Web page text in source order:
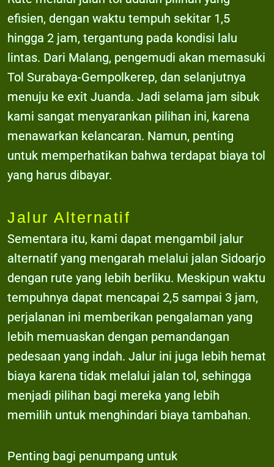
efisien, dengan waktu tempuh sekitar 1,5
hingga 2 jam, tergantung pada kondisi lalu
lintas. Dari Malang, pengemudi akan memasuki
Tol Surabaya-Gempolkerep, dan selanjutnya
menuju ke exit Juanda. Jadi selama jam sibuk
kami sangat menyarankan pilihan ini, karena
menawarkan kelancaran. Namun, penting
untuk memperhatikan bahwa terdapat biaya tol
yang harus dibayar.
Jalur Alternatif
Sementara itu, kami dapat mengambil jalur
alternatif yang mengarah melalui jalan Sidoarjo
dengan rute yang lebih berliku. Meskipun waktu
tempuhnya dapat mencapai 2,5 sampai 3 jam,
perjalanan ini memberikan pengalaman yang
lebih memuaskan dengan pemandangan
pedesaan yang indah. Jalur ini juga lebih hemat
biaya karena tidak melalui jalan tol, sehingga
menjadi pilihan bagi mereka yang lebih
memilih untuk menghindari biaya tambahan.
Penting bagi penumpang untuk